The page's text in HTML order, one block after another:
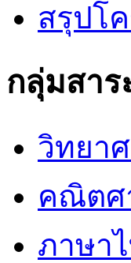
สรุปโ
กลุ่มสาร
วิทยา
คณิตศ
ภาษา